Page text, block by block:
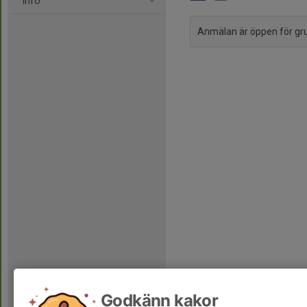
Anmälan är öppen för
Godkänn kakor